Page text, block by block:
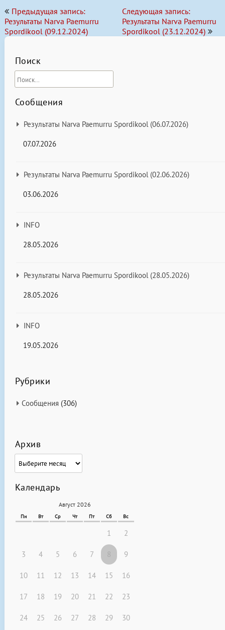
Навигация
по
записям
Предыдущая запись:
Результаты Narva Paemurru
Spordikool (09.12.2024)
Следующая запись:
Результаты Narva Paemurru
Spordikool (23.12.2024)
Поиск
Сообщения
Результаты Narva Paemurru Spordikool (06.07.2026)
07.07.2026
Результаты Narva Paemurru Spordikool (02.06.2026)
03.06.2026
INFO
28.05.2026
Результаты Narva Paemurru Spordikool (28.05.2026)
28.05.2026
INFO
19.05.2026
Рубрики
Сообщения (306)
Архив
Архив
Календарь
Август 2026
Пн Вт Ср Чт Пт Сб Вс
1 2
3 4 5 6 7 8 9
10 11 12 13 14 15 16
17 18 19 20 21 22 23
24 25 26 27 28 29 30